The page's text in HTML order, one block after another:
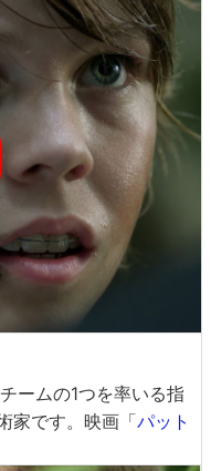
ームの1つを率いる指
家です。映画「パット